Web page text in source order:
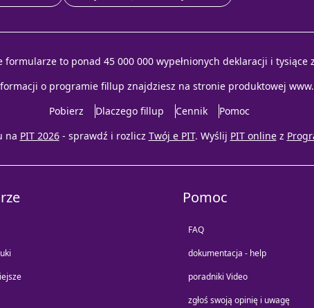
formularze to ponad 45 000 000 wypełnionych deklaracji i tysiące
o programie fillup znajdziesz na stronie produktowej
Pobierz
Dlaczego fillup Cennik
Pomoc
na PIT 2026 - sprawdź i rozlicz Twój e PIT. Wyślij PIT online z
Pomoc
FAQ
dokumentacja - help
poradniki Video
zgłoś swoją opinię i uwagę